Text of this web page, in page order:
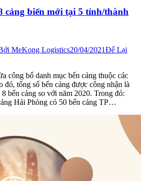
cảng biển mới tại 5 tỉnh/thành
MeKong Logistics20/04/2021Để Lại
công bố danh mục bến cảng thuộc các
đó, tổng số bến cảng được công nhận là
bến cảng so với năm 2020. Trong đó:
Hải Phòng có 50 bến cảng TP…